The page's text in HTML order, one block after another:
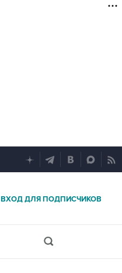
ВХОД ДЛЯ ПОДПИСЧИКОВ